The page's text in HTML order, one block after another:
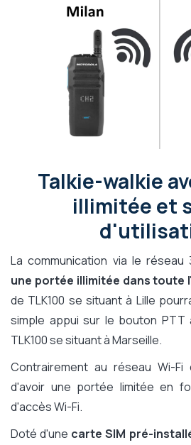
Talkie-walkie
illimitée et
La communication via le réseau
une portée illimitée dans toute
de TLK100 se situant à Lille
simple appui sur le bouton PTT
TLK100 se situant à Marseille.
Contrairement au réseau Wi-
d'avoir une portée limitée en
d'accès Wi-Fi.
Doté d'une carte SIM pré-